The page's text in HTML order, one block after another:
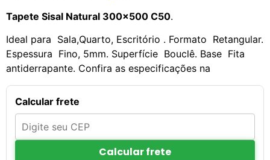
Tapete Sisal Natural 300×500 C50.
Ideal para Sala,Quarto, Escritório . Formato Retangular.
Espessura Fino, 5mm. Superfície Bouclê. Base Fita
antiderrapante. Confira as especificações na
Calcular frete
Calcular frete